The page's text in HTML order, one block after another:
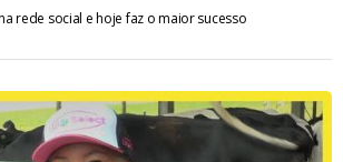
rede social e hoje faz o maior sucesso